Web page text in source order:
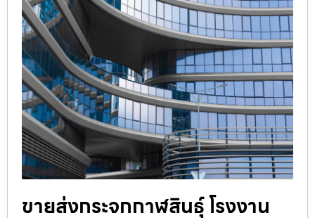
ขายส่งกระจกกาฬสินธุ์ โรงงาน